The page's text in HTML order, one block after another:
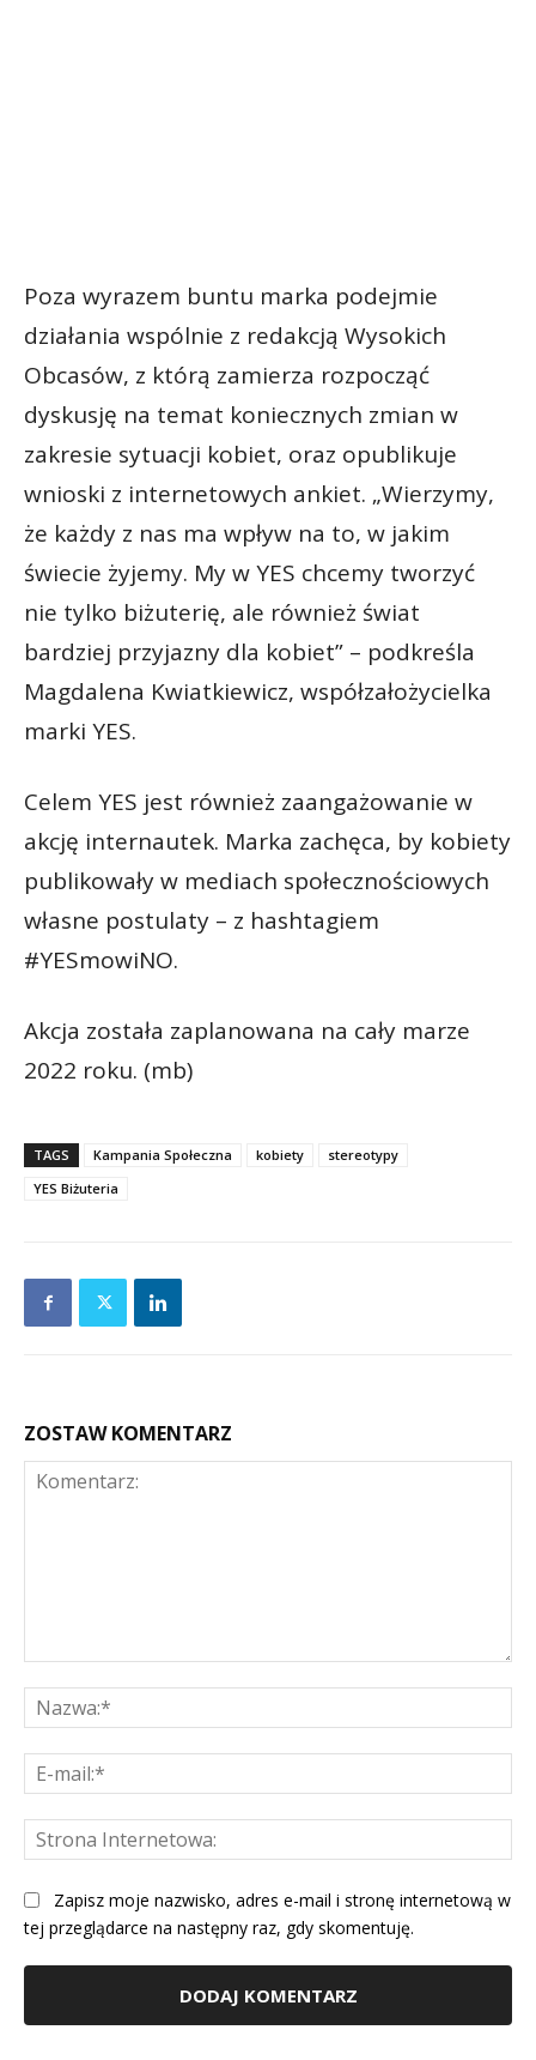
Poza wyrazem buntu marka podejmie
działania wspólnie z redakcją Wysokich
Obcasów, z którą zamierza rozpocząć
dyskusję na temat koniecznych zmian w
zakresie sytuacji kobiet, oraz opublikuje
wnioski z internetowych ankiet. „Wierzymy,
że każdy z nas ma wpływ na to, w jakim
świecie żyjemy. My w YES chcemy tworzyć
nie tylko biżuterię, ale również świat
bardziej przyjazny dla kobiet” – podkreśla
Magdalena Kwiatkiewicz, współzałożycielka
marki YES.
Celem YES jest również zaangażowanie w
akcję internautek. Marka zachęca, by kobiety
publikowały w mediach społecznościowych
własne postulaty – z hashtagiem
#YESmowiNO.
Akcja została zaplanowana na cały marze
2022 roku. (mb)
TAGS Kampania Społeczna kobiety
stereotypy
YES Biżuteria
ZOSTAW KOMENTARZ
Zapisz moje nazwisko, adres e-mail i stronę internetową w
tej przeglądarce na następny raz, gdy skomentuję.